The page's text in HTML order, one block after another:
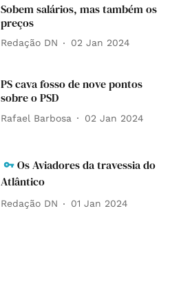
Sobem salários, mas também os
preços
Redação DN 02 Jan 2024
PS cava fosso de nove pontos
sobre o PSD
Rafael Barbosa 02 Jan 2024
Os Aviadores da travessia do
Atlântico
Redação DN 01 Jan 2024